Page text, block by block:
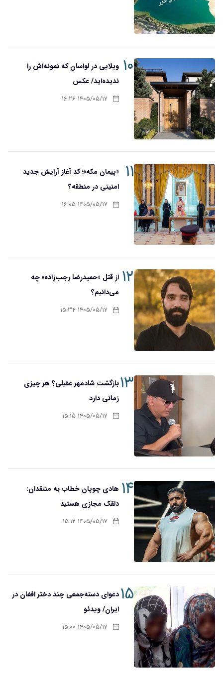
۱۰ ویلایی در لواسان که نمونه‌اش را
ندیده‌اید/ عکس
۱۴۰۵/۰۵/۱۷ ۱۶:۲۶
۱۱
«پیمان مکه»؛ کد آغاز آرایش جدید
امنیتی در منطقه؟
۱۴۰۵/۰۵/۱۷ ۱۶:۰۵
۱۲ از قتل «حمیدرضا رجب‌زاده» چه
می‌دانیم؟
۱۴۰۵/۰۵/۱۷ ۱۵:۳۴
۱۳بازگشت شادمهر عقیلی؟ هر چیزی
زمانی دارد
۱۴۰۵/۰۵/۱۷ ۱۵:۱۵
۱۴ هادی چوپان خطاب به منتقدان:
دلقک مجازی هستید
۱۴۰۵/۰۵/۱۷ ۱۵:۱۲
۱۵دعوای دسته‌جمعی چند دختر افغان در
ایران/ ویدئو
۱۴۰۵/۰۵/۱۷ ۱۵:۰۰